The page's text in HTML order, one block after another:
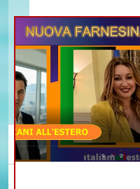
Commenti